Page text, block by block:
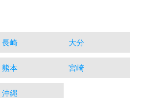
長崎 大分
熊本 宮崎
沖縄